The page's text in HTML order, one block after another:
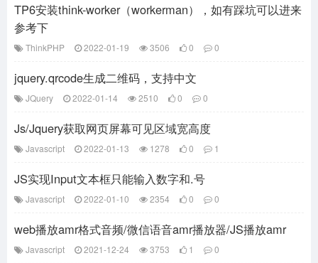
TP6安装think-worker（workerman），如有踩坑可以进来
参考下
ThinkPHP 2022-01-19 3506 0 0
jquery.qrcode生成二维码，支持中文
JQuery 2022-01-14 2510 0 0
Js/Jquery获取网页屏幕可见区域宽高度
Javascript 2022-01-13 1278 0 1
JS实现Input文本框只能输入数字和.号
Javascript 2022-01-10 2354 0 0
web播放amr格式音频/微信语音amr播放器/JS播放amr
Javascript 2021-12-24 3753 1 0